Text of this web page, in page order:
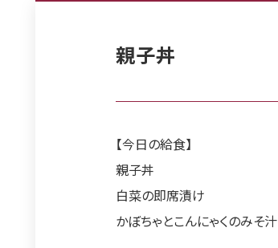
親子丼
【今日の給食】
親子丼
白菜の即席漬け
かぼちゃとこんにゃくのみそ汁